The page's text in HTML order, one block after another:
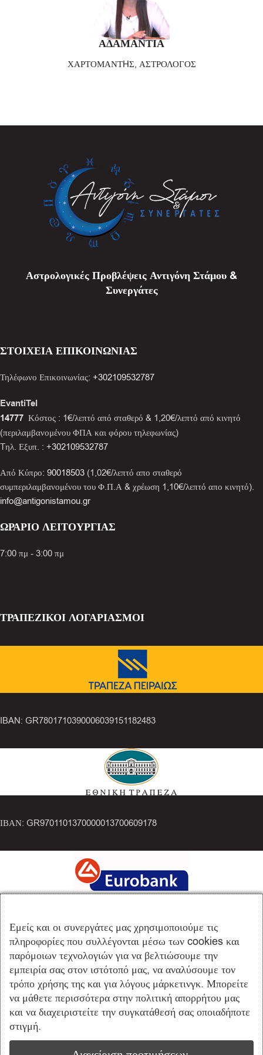
ΑΔΑΜΑΝΤΙΑ
ΧΑΡΤΟΜΑΝΤHΣ, ΑΣΤΡΟΛΟΓΟΣ
Αστρολογικές Προβλέψεις Αντιγόνη Στάμου &
Συνεργάτες
ΣΤΟΙΧΕΙΑ ΕΠΙΚΟΙΝΩΝΙΑΣ
Τηλέφωνο Επικοινωνίας: +302109532787
EvantiTel
14777 Κόστος : 1€/λεπτό από σταθερό & 1,20€/λεπτό από κινητό
(περιλαμβανομένου ΦΠΑ και φόρου τηλεφωνίας)
Tηλ. Εξυπ. : +302109532787
Από Κύπρο: 90018503 (1,02€/λεπτό απο σταθερό
συμπεριλαμβανομένου του Φ.Π.Α & χρέωση 1,10€/λεπτό απο κινητό).
info@antigonistamou.gr
ΩΡΑΡΙΟ ΛΕΙΤΟΥΡΓΙΑΣ
7:00 πμ - 3:00 πμ
ΤΡΑΠΕΖΙΚΟΙ ΛΟΓΑΡΙΑΣΜΟΙ
IBAN: GR7801710390006039151182483
ΙΒΑΝ: GR9701101370000013700609178
IBAN: GR3602604620000410200675654
ΙΒΑΝ: GR8101403900390002002009826
Εμείς και οι συνεργάτες μας χρησιμοποιούμε τις
πληροφορίες που συλλέγονται μέσω των cookies και
παρόμοιων τεχνολογιών για να βελτιώσουμε την
εμπειρία σας στον ιστότοπό μας, να αναλύσουμε τον
τρόπο χρήσης της και για λόγους μάρκετινγκ. Μπορείτε
να μάθετε περισσότερα στην πολιτική απορρήτου μας
και να διαχειριστείτε την συγκατάθεσή σας οποιαδήποτε
στιγμή.